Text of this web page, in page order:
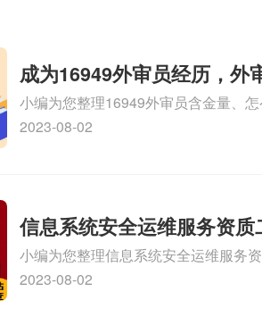
成为16949外审员经历，外
小编为您整理16949外审员含金量、
审员、我也想16949外审员，不过不
2023-08-02
信息系统安全运维服务资
维服务资质二级
小编为您整理信息系统安全运维服务
务资质的费用是多少啊、安全运维服
2023-08-02